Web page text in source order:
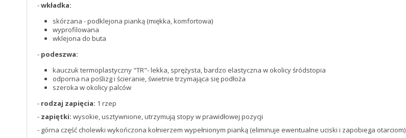
-wkładka:
skórzana - podklejona pianką (miękka, komfortowa)
wyprofilowana
wklejona do buta
- podeszwa:
kauczuk termoplastyczny "TR"- lekka, sprężysta, bardzo elastyczna w okolicy śródstopia
odporna na poślizg i ścieranie, świetnie trzymająca się podłoża
szeroka w okolicy palców
- rodzaj zapięcia: 1 rzep
- zapiętki: wysokie, usztywnione, utrzymują stopy w prawidłowej pozycji
- górna część cholewki wykończona kołnierzem wypełnionym pianką (eliminuje ewentualne uciski i zapobiega otarciom)